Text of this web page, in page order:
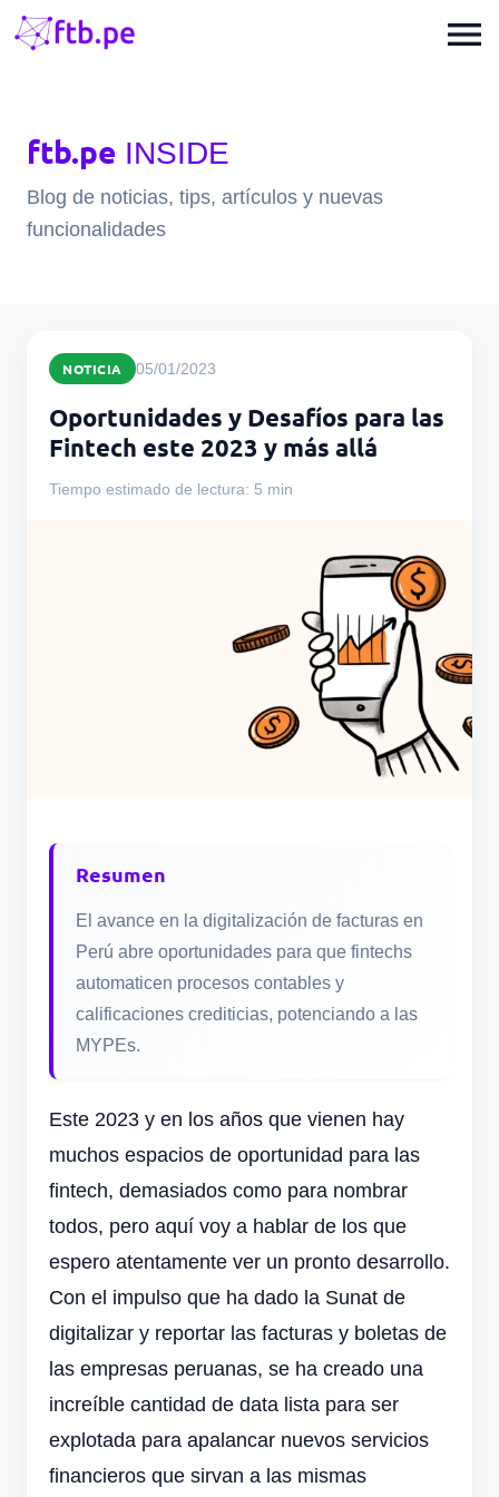
menu
ftb.pe INSIDE
Blog de noticias, tips, artículos y nuevas
funcionalidades
NOTICIA 05/01/2023
Oportunidades y Desafíos para las
Fintech este 2023 y más allá
Tiempo estimado de lectura: 5 min
Resumen
El avance en la digitalización de facturas en
Perú abre oportunidades para que fintechs
automaticen procesos contables y
calificaciones crediticias, potenciando a las
MYPEs.
Este 2023 y en los años que vienen hay
muchos espacios de oportunidad para las
fintech, demasiados como para nombrar
todos, pero aquí voy a hablar de los que
espero atentamente ver un pronto desarrollo.
Con el impulso que ha dado la Sunat de
digitalizar y reportar las facturas y boletas de
las empresas peruanas, se ha creado una
increíble cantidad de data lista para ser
explotada para apalancar nuevos servicios
financieros que sirvan a las mismas